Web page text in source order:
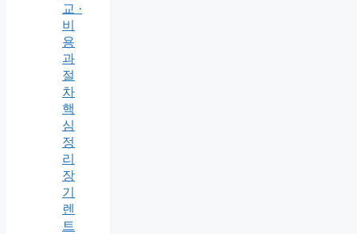
교 ·
비
용
과
절
차
핵
심
정
리
장
기
렌
트